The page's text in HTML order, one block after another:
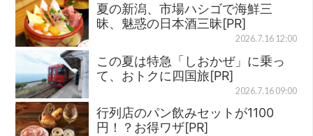
夏の新潟、市場ハシゴで海鮮三
昧、魅惑の日本酒三昧[PR]
2026.7.16 12:00
この夏は特急「しおかぜ」に乗っ
て、おトクに四国旅[PR]
2026.7.16 09:00
行列店のパン飲みセットが1100
円！？お得ワザ[PR]